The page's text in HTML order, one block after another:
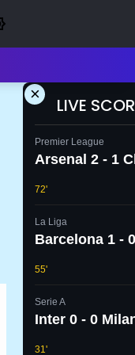
×
LIVE
Premier League
Arsenal 2 - 1
72'
La Liga
Barcelona 1 -
55'
Serie A
Inter 0 - 0
31'